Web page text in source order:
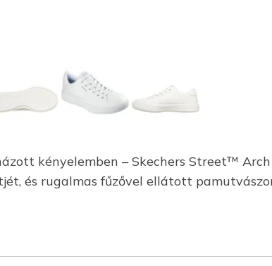
kényelemben – Skechers Street™
és rugalmas fűzővel ellátott